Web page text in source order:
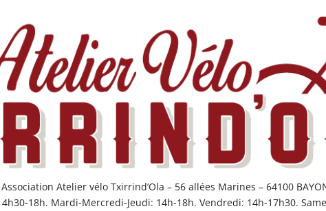
Association Atelier vélo Txirrind’Ola – 56 allées Marines – 64100
18h. Mardi-Mercredi-Jeudi: 14h-18h. Vendredi: 14h-17h30.